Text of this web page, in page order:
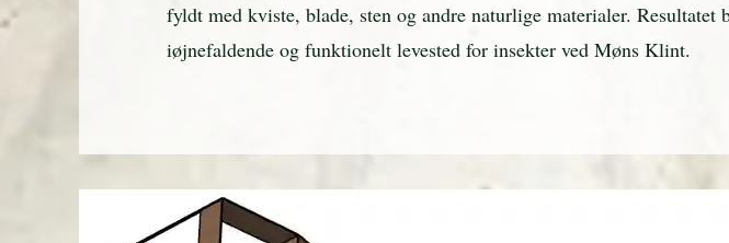
fyldt med kviste, blade, sten og andre naturlige materialer.
iøjnefaldende og funktionelt levested for insekter ved Møns Klint.